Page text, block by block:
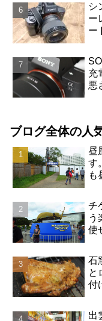
シ
ー
ー
充
悪
ブログ全体の人
昼
す
も
チ
う
使
石
と
付
出